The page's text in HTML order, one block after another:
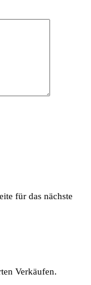
für das nächste
Verkäufen.